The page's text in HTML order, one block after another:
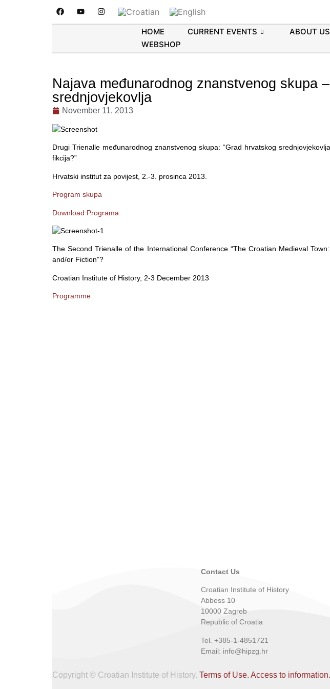
HOME CURRENT EVENTS ABOUT US
WEBSHOP
Najava međunarodnog znanstvenog skupa
srednjovjekovlja
November 11, 2013
Drugi Trienalle međunarodnog znanstvenog skupa: “Grad hrvatskog
fikcija?”
Hrvatski institut za povijest, 2.-3. prosinca 2013.
Program skupa
Download Programa
The Second Trienalle of the International Conference “The Croatian Medieval
and/or Fiction”?
Croatian Institute of History, 2-3 December 2013
Programme
Contact Us
Croatian Institute of History
Abbess 10
10000 Zagreb
Republic of Croatia
Tel. +385-1-4851721
Email: info@hipzg.hr
Copyright © Croatian Institute of History. Terms of Use. Access to information.